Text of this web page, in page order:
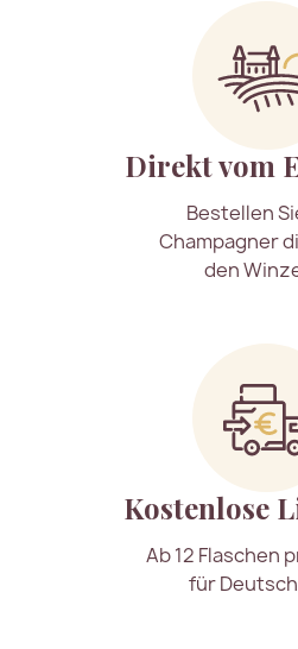
Direkt vom
Bestellen
Champagner
den
Kostenlose
Ab 12 Flaschen
für